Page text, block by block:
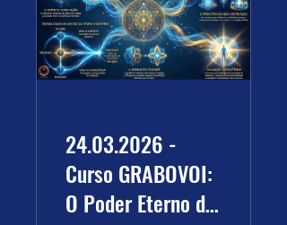
24.03.2026 -
Curso GRABOVOI:
O Poder Eterno da